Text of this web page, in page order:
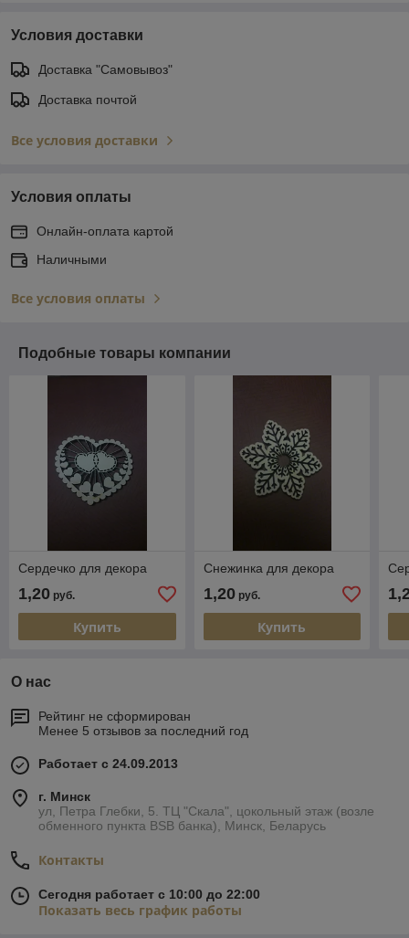
Условия доставки
Доставка "Самовывоз"
Доставка почтой
Все условия доставки
Условия оплаты
Онлайн-оплата картой
Наличными
Все условия оплаты
Подобные товары компании
Сердечко для декора
1,20 руб.
Купить
Снежинка для декора
1,20руб.
Купить
О нас
Рейтинг не сформирован
Менее 5 отзывов за последний год
Работает с 24.09.2013
г. Минск
ул, Петра Глебки, 5. ТЦ "Скала", цокольный этаж (возле
обменного пункта BSB банка), Минск, Беларусь
Контакты
Сегодня работает с 10:00 до 22:00
Показать весь график работы